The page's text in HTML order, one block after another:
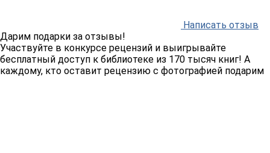
Написать отзыв
Дарим подарки за отзывы!
Участвуйте в конкурсе рецензий и выигрывайте
бесплатный доступ к библиотеке из 170 тысяч книг! А
каждому, кто оставит рецензию с фотографией подарим